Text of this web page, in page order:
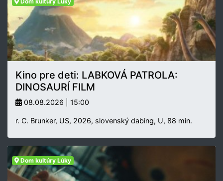
Kino pre deti: LABKOVÁ PATROLA:
DINOSAURÍ FILM
08.08.2026 | 15:00
r. C. Brunker, US, 2026, slovenský dabing, U, 88 min.
Dom kultúry Lúky